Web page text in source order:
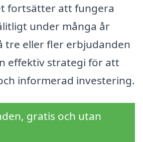
fortsätter att fungera
under många år
tre eller fler erbjudanden
effektiv strategi för att
informerad investering.
gratis och utan